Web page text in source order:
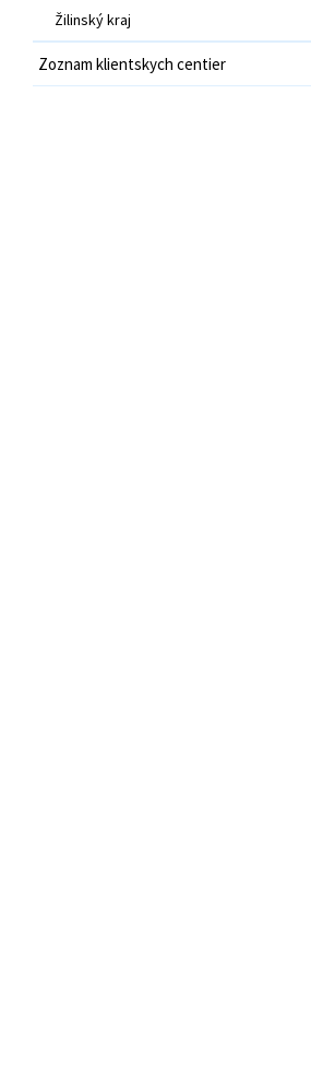
Žilinský kraj
Zoznam klientskych centier